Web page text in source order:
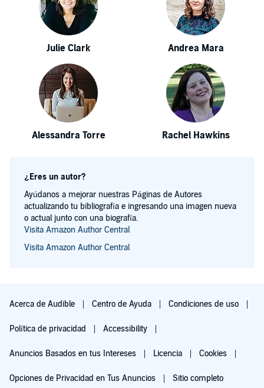
Julie Clark Andrea Mara
Alessandra Torre Rachel Hawkins
¿Eres un autor?
Ayúdanos a mejorar nuestras Páginas de Autores
actualizando tu bibliografía e ingresando una imagen nueva
o actual junto con una biografía.
Visita Amazon Author Central
Visita Amazon Author Central
Acerca de Audible Centro de Ayuda Condiciones de uso
Política de privacidad Accessibility
Anuncios Basados en tus Intereses Licencia Cookies
Opciones de Privacidad en Tus Anuncios Sitio completo